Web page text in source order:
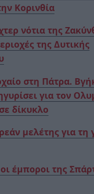
Κορινθία
νότια της
της Δυτικής
στη Πάτρα.
για τον
δίκυκλο
μελέτης για τη
έμποροι της